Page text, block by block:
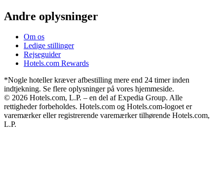
Andre oplysninger
Om os
Ledige stillinger
Rejseguider
Hotels.com Rewards
*Nogle hoteller kræver afbestilling mere end 24 timer inden
indtjekning. Se flere oplysninger på vores hjemmeside.
© 2026 Hotels.com, L.P. – en del af Expedia Group. Alle
rettigheder forbeholdes. Hotels.com og Hotels.com-logoet er
varemærker eller registrerende varemærker tilhørende Hotels.com,
L.P.